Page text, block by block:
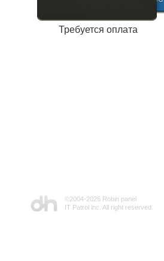
Требуется оплата
©2004-2026 Robin panel
IT Patrol inc. All right reserved.